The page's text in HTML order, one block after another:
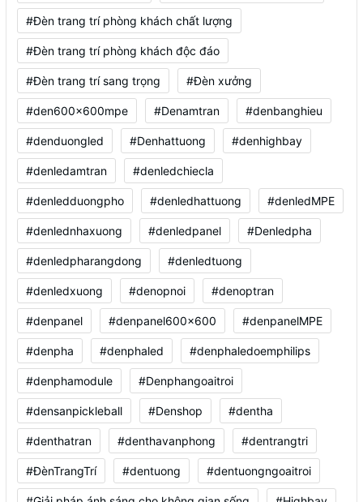
#Đèn trang trí phòng khách chất lượng
#Đèn trang trí phòng khách độc đáo
#Đèn trang trí sang trọng #Đèn xưởng
#den600x600mpe #Denamtran #denbanghieu
#denduongled #Denhattuong #denhighbay
#denledamtran #denledchiecla
#denledduongpho #denledhattuong #denledMPE
#denlednhaxuong #denledpanel #Denledpha
#denledpharangdong #denledtuong
#denledxuong #denopnoi #denoptran
#denpanel #denpanel600x600 #denpanelMPE
#denpha #denphaled #denphaledoemphilips
#denphamodule #Denphangoaitroi
#densanpickleball #Denshop #dentha
#denthatran #denthavanphong #dentrangtri
#ĐènTrangTrí #dentuong #dentuongngoaitroi